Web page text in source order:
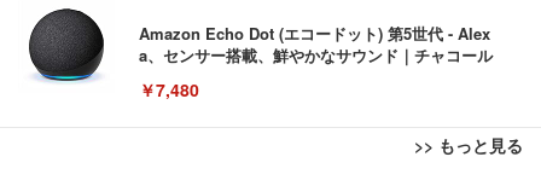
Amazon Echo Dot (エコードット) 第5世代 - Alex
a、センサー搭載、鮮やかなサウンド｜チャコール
￥7,480
>> もっと見る